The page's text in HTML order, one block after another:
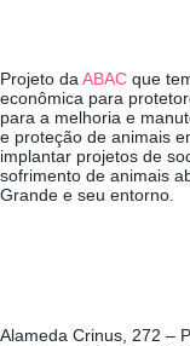
Projeto daABAC que
econômica para
para a melhoria e
e proteção de animais
implantar projetos de
sofrimento de animais
Grande e seu entorno.
Alameda Crinus, 272 –